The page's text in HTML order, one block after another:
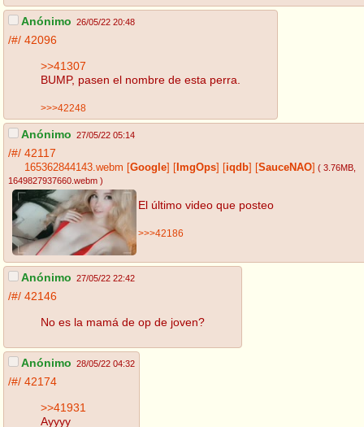
Anónimo 26/05/22 20:48
/#/ 42096
>>41307
BUMP, pasen el nombre de esta perra.
>>>42248
Anónimo 27/05/22 05:14
/#/ 42117
165362844143.webm [Google] [ ImgOps] [iqdb] [SauceNAO] ( 3.76MB
1649827937660.webm )
El último video que posteo
>>>42186
Anónimo 27/05/22 22:42
/#/ 42146
No es la mamá de op de joven?
Anónimo 28/05/22 04:32
/#/ 42174
>>41931
Ayyyy